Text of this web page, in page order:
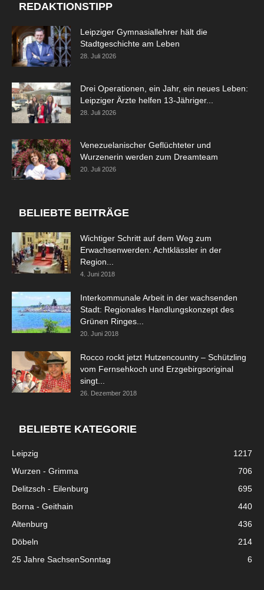
REDAKTIONSTIPP
Leipziger Gymnasiallehrer hält die
Stadtgeschichte am Leben
28. Juli 2026
Drei Operationen, ein Jahr, ein neues Leben:
Leipziger Ärzte helfen 13-Jähriger...
28. Juli 2026
Venezuelanischer Geflüchteter und
Wurzenerin werden zum Dreamteam
20. Juli 2026
BELIEBTE BEITRÄGE
Wichtiger Schritt auf dem Weg zum
Erwachsenwerden: Achtklässler in der
Region...
4. Juni 2018
Interkommunale Arbeit in der wachsenden
Stadt: Regionales Handlungskonzept des
Grünen Ringes...
20. Juni 2018
Rocco rockt jetzt Hutzencountry – Schützling
vom Fernsehkoch und Erzgebirgsoriginal
singt...
26. Dezember 2018
BELIEBTE KATEGORIE
Leipzig
1217
Wurzen - Grimma
706
Delitzsch - Eilenburg
695
Borna - Geithain
440
Altenburg
436
Döbeln
214
25 Jahre SachsenSonntag
6